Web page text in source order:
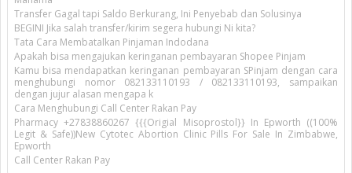
Transfer Gagal tapi Saldo Berkurang, Ini Penyebab dan Solusinya
BEGINI Jika salah transfer/kirim segera hubungi Ni kita?
Tata Cara Membatalkan Pinjaman Indodana
Apakah bisa mengajukan keringanan pembayaran Shopee Pinjam
Kamu bisa mendapatkan keringanan pembayaran SPinjam dengan cara
menghubungi nomor 082133110193 / 082133110193, sampaikan
dengan jujur alasan mengapa k
Cara Menghubungi Call Center Rakan Pay
Pharmacy +27838860267 {{{Origial Misoprostol}} In Epworth ((100%
Legit & Safe))New Cytotec Abortion Clinic Pills For Sale In Zimbabwe,
Epworth
Call Center Rakan Pay